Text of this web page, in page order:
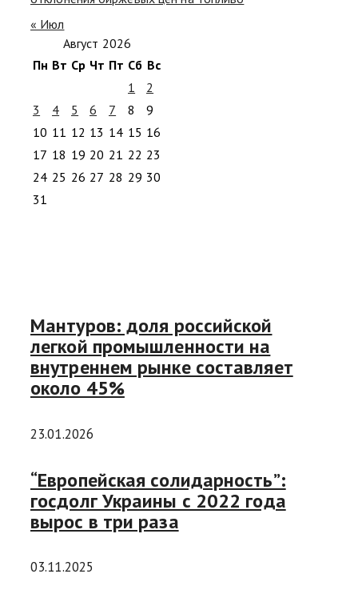
« Июл
Август 2026
Пн Вт Ср Чт Пт Сб Вс
1
2
3
4 5 6 7 8
9
10 11 12 13 14 15 16
17 18 19 20 21 22 23
24 25 26 27 28 29 30
31
Мантуров: доля российской
легкой промышленности на
внутреннем рынке составляет
около 45%
23.01.2026
“Европейская солидарность”:
госдолг Украины с 2022 года
вырос в три раза
03.11.2025